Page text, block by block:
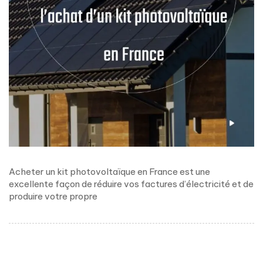
Acheter un kit photovoltaïque en France est une
excellente façon de réduire vos factures d’électricité et de
produire votre propre